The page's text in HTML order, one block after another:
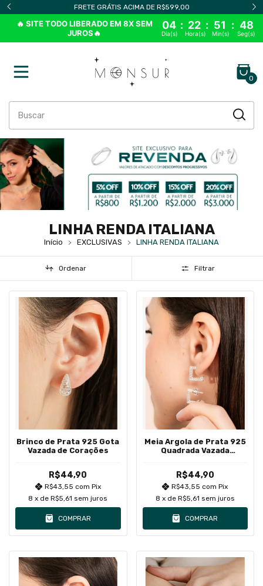
FRETE GRÁTIS ACIMA DE R$599,00
🔥 SITE TODO LIBERADO EM 8X SEM
JUROS🔥
04 : 22 : 51 : 46
Dia(s) Hora(s) Min(s) Seg(s)
0
LINHA RENDA ITALIANA
Início EXCLUSIVAS LINHA RENDA ITALIANA
Ordenar Filtrar
Brinco de Prata 925 Gota
Vazada de Corações
R$44,90
R$43,55 com Pix
8 x deR$5,61 sem juros
COMPRAR
Meia Argola de Prata 925
Quadrada Vazada
R$44,90
R$43,55com Pix
8 x de R$5,61 sem juros
COMPRAR